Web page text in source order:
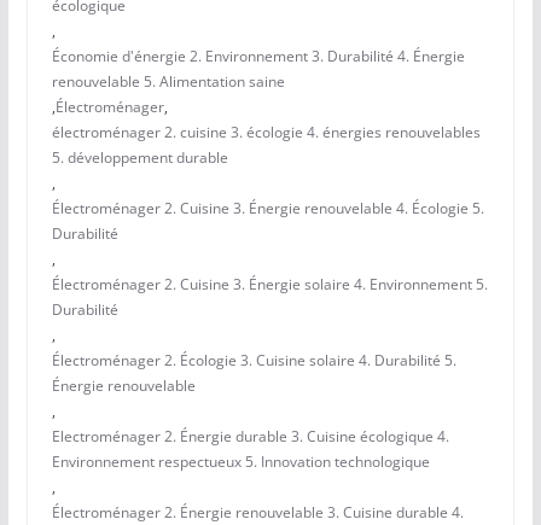
écologique
,
Économie d'énergie 2. Environnement 3. Durabilité 4. Énergie
renouvelable 5. Alimentation saine
,Électroménager,
électroménager 2. cuisine 3. écologie 4. énergies renouvelables
5. développement durable
,
Électroménager 2. Cuisine 3. Énergie renouvelable 4. Écologie 5.
Durabilité
,
Électroménager 2. Cuisine 3. Énergie solaire 4. Environnement 5.
Durabilité
,
Électroménager 2. Écologie 3. Cuisine solaire 4. Durabilité 5.
Énergie renouvelable
,
Electroménager 2. Énergie durable 3. Cuisine écologique 4.
Environnement respectueux 5. Innovation technologique
,
Électroménager 2. Énergie renouvelable 3. Cuisine durable 4.